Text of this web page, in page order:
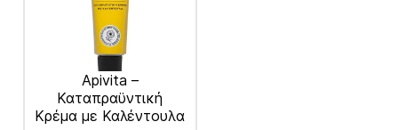
Apivita –
Καταπραϋντική
Κρέμα με Καλέντουλα